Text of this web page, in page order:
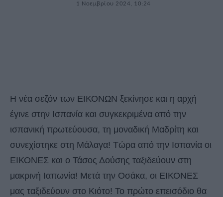
1 Νοεμβρίου 2024, 10:24
Η νέα σεζόν των ΕΙΚΟΝΩΝ ξεκίνησε και η αρχή
έγινε στην Ισπανία και συγκεκριμένα από την
ισπανική πρωτεύουσα, τη μοναδική Μαδρίτη και
συνεχίστηκε στη Μάλαγα! Τώρα από την Ισπανία οι
ΕΙΚΟΝΕΣ και ο Τάσος Δούσης ταξιδεύουν στη
μακρινή Ιαπωνία! Μετά την Οσάκα, οι ΕΙΚΟΝΕΣ
μας ταξιδεύουν στο Κιότο! Το πρώτο επεισόδιο θα